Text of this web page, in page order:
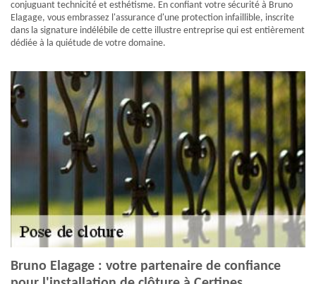
conjuguant technicité et esthétisme. En confiant votre sécurité à Bruno
Elagage, vous embrassez l'assurance d'une protection infaillible, inscrite
dans la signature indélébile de cette illustre entreprise qui est entièrement
dédiée à la quiétude de votre domaine.
Bruno Elagage : votre partenaire de confiance